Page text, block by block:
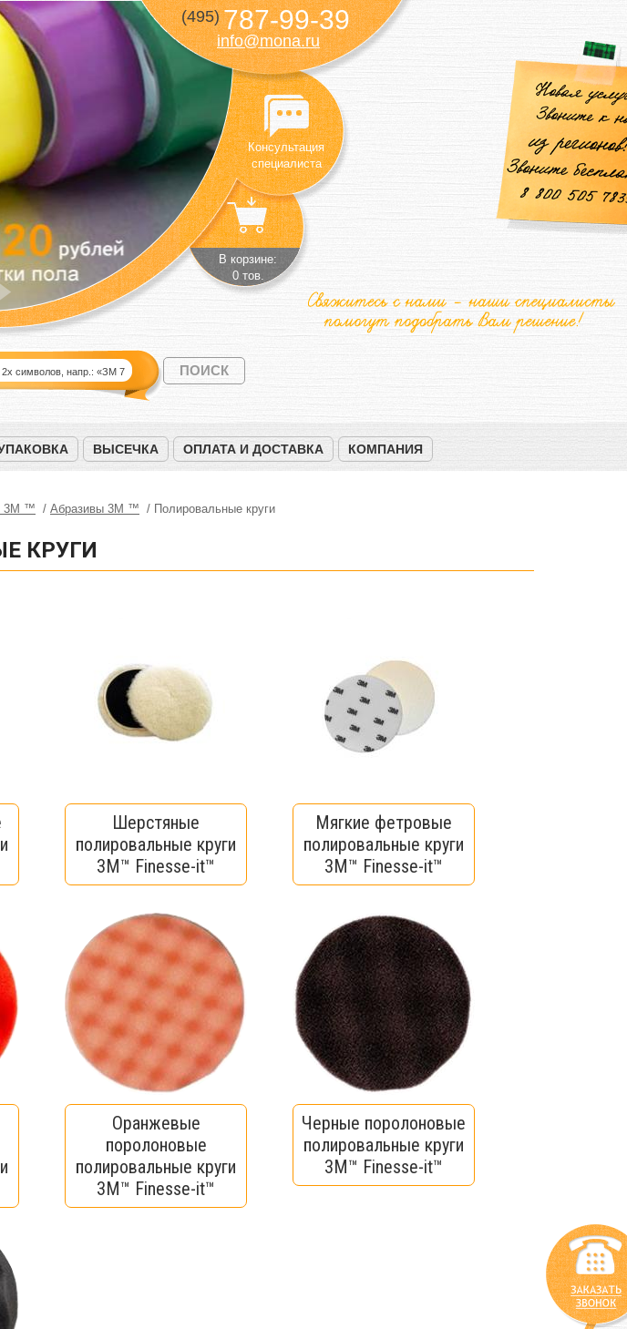
(495)787-99-39
info@mona.ru
Консультация
специалиста
В корзине:
0 тов.
ВЫСЕЧКА ОПЛАТА И ДОСТАВКА КОМПАНИЯ
3M ™ Абразивы 3М ™ Полировальные круги
КРУГИ
Шерстяные
полировальные круги
3M™ Finesse-it™
Мягкие фетровые
полировальные круги
3M™ Finesse-it™
Оранжевые
поролоновые
полировальные круги
3M™ Finesse-it™
Черные поролоновые
полировальные круги
3M™ Finesse-it™